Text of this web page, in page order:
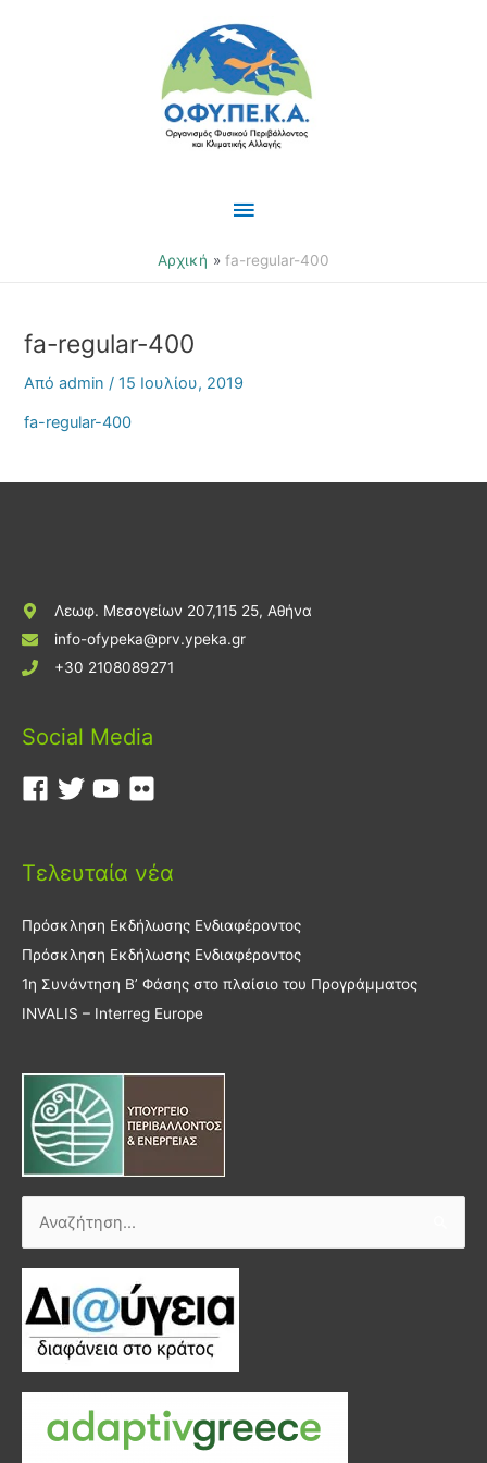
Κύριο
Μενού
Αρχική fa-regular-400
fa-regular-400
Απόadmin/15 Ιουλίου, 2019
fa-regular-400
Λεωφ. Μεσογείων 207,115 25, Αθήνα
info-ofypeka@prv.ypeka.gr
+30 2108089271
Social Media
Τελευταία νέα
Πρόσκληση Εκδήλωσης Ενδιαφέροντος
Πρόσκληση Εκδήλωσης Ενδιαφέροντος
1η Συνάντηση Β’ Φάσης στο πλαίσιο του Προγράμματος
INVALIS – Interreg Europe
Αναζήτηση